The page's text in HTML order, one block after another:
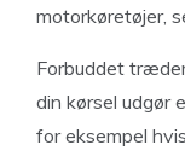
motorkøretøjer,
Forbuddet
din kørsel udgør
for eksempel